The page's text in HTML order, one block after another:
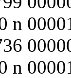
n
n